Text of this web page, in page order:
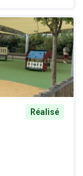
Réalisé